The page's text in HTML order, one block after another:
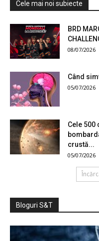
Cele mai noi subiecte
BRD
08/07/2026
Când
05/07/2026
Cele 500
crustă...
05/07/2026
Bloguri S&T